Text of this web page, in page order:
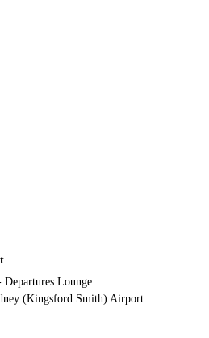
Lounge
(Kingsford Smith) Airport